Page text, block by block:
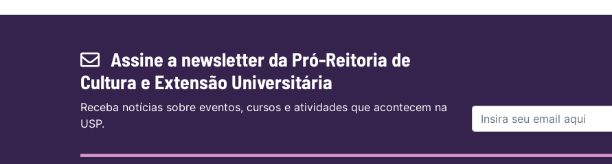
Assine a newsletter da Pró-Reitoria de
Cultura e Extensão Universitária
Receba notícias sobre eventos, cursos e atividades que acontecem na
USP.